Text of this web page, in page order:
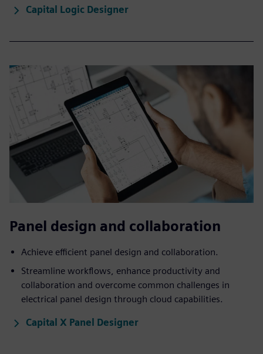
Capital Logic Designer
Panel design and collaboration
Achieve efficient panel design and collaboration.
Streamline workflows, enhance productivity and
collaboration and overcome common challenges in
electrical panel design through cloud capabilities.​
Capital X Panel Designer